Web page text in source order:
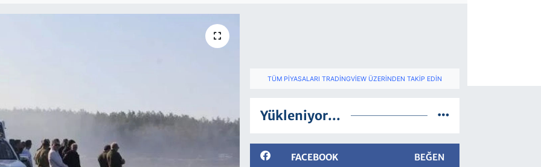
TÜM PIYASALARI TRADINGVIEW ÜZERINDEN TAKIP EDIN
Yükleniyor...
FACEBOOK BEĞEN